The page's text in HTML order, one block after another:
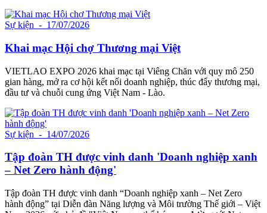
Sự kiện - 17/07/2026
Khai mạc Hội chợ Thương mại Việt
VIETLAO EXPO 2026 khai mạc tại Viêng Chăn với quy mô 250
gian hàng, mở ra cơ hội kết nối doanh nghiệp, thúc đẩy thương mại,
đầu tư và chuỗi cung ứng Việt Nam - Lào.
Sự kiện - 14/07/2026
Tập đoàn TH được vinh danh 'Doanh nghiệp xanh
– Net Zero hành động'
Tập đoàn TH được vinh danh “Doanh nghiệp xanh – Net Zero
hành động” tại Diễn đàn Năng lượng và Môi trường Thế giới – Việt